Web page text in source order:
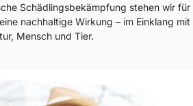
Schädlingsbekämpfung stehen wir für
nachhaltige Wirkung – im Einklang mit
Mensch und Tier.